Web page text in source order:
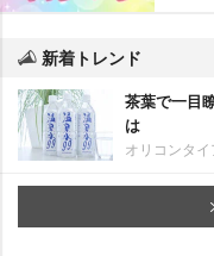
新着トレンド
茶葉で一目
は
オリコンタ